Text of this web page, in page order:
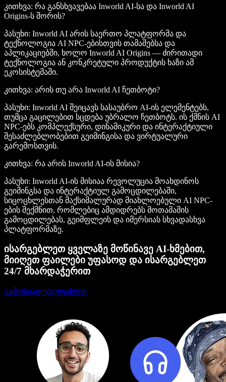
კითხვა: რა განსხვავებაა Inworld AI-სა და Inworld AI
Origins-ს შორის?
პასუხი: Inworld AI არის საერთო პლატფორმა და
ტექნოლოგია AI NPC-ებისთვის თამაშებსა და
აპლიკაციებში, ხოლო Inworld AI Origins — ძირითადი
ტექნოლოგია ან კონკრეტული პროდუქტის ხაზი ამ
ეკოსისტემაში.
კითხვა: არის თუ არა Inworld AI ჩეთბოტი?
პასუხი: Inworld AI შეიცავს სასაუბრო AI-ის ელემენტებს,
თუმცა გაცილებით სცდება უბრალო ჩეთბოტს. ის ქმნის AI
NPC-ებს კომპლექსური, დინამიკური და ინტერაქტიული
შესაძლებლობებით გეიმინგისა და ვირტუალური
გარემოსთვის.
კითხვა: რა არის Inworld AI-ის მისია?
პასუხი: Inworld AI-ის მისიაა რევოლუცია მოახდინოს
გეიმინგსა და ინტერაქტიულ გამოცდილებაში,
სიცოცხლესთან მაქსიმალურად მიახლოებული AI NPC-
ების შექმნით, რომლებიც ამდიდრებს მოთამაშის
გამოცდილებას, გეიმფლეის და იმერსიას სხვადასხვა
პლატფორმაზე.
ისარგებლეთ ყველაზე მოწინავე AI-ხმებით,
მიიღეთ ფაილები უფასოდ და ისარგებლეთ
24/7 მხარდაჭერით
გამოსცადეთ უფასოდ